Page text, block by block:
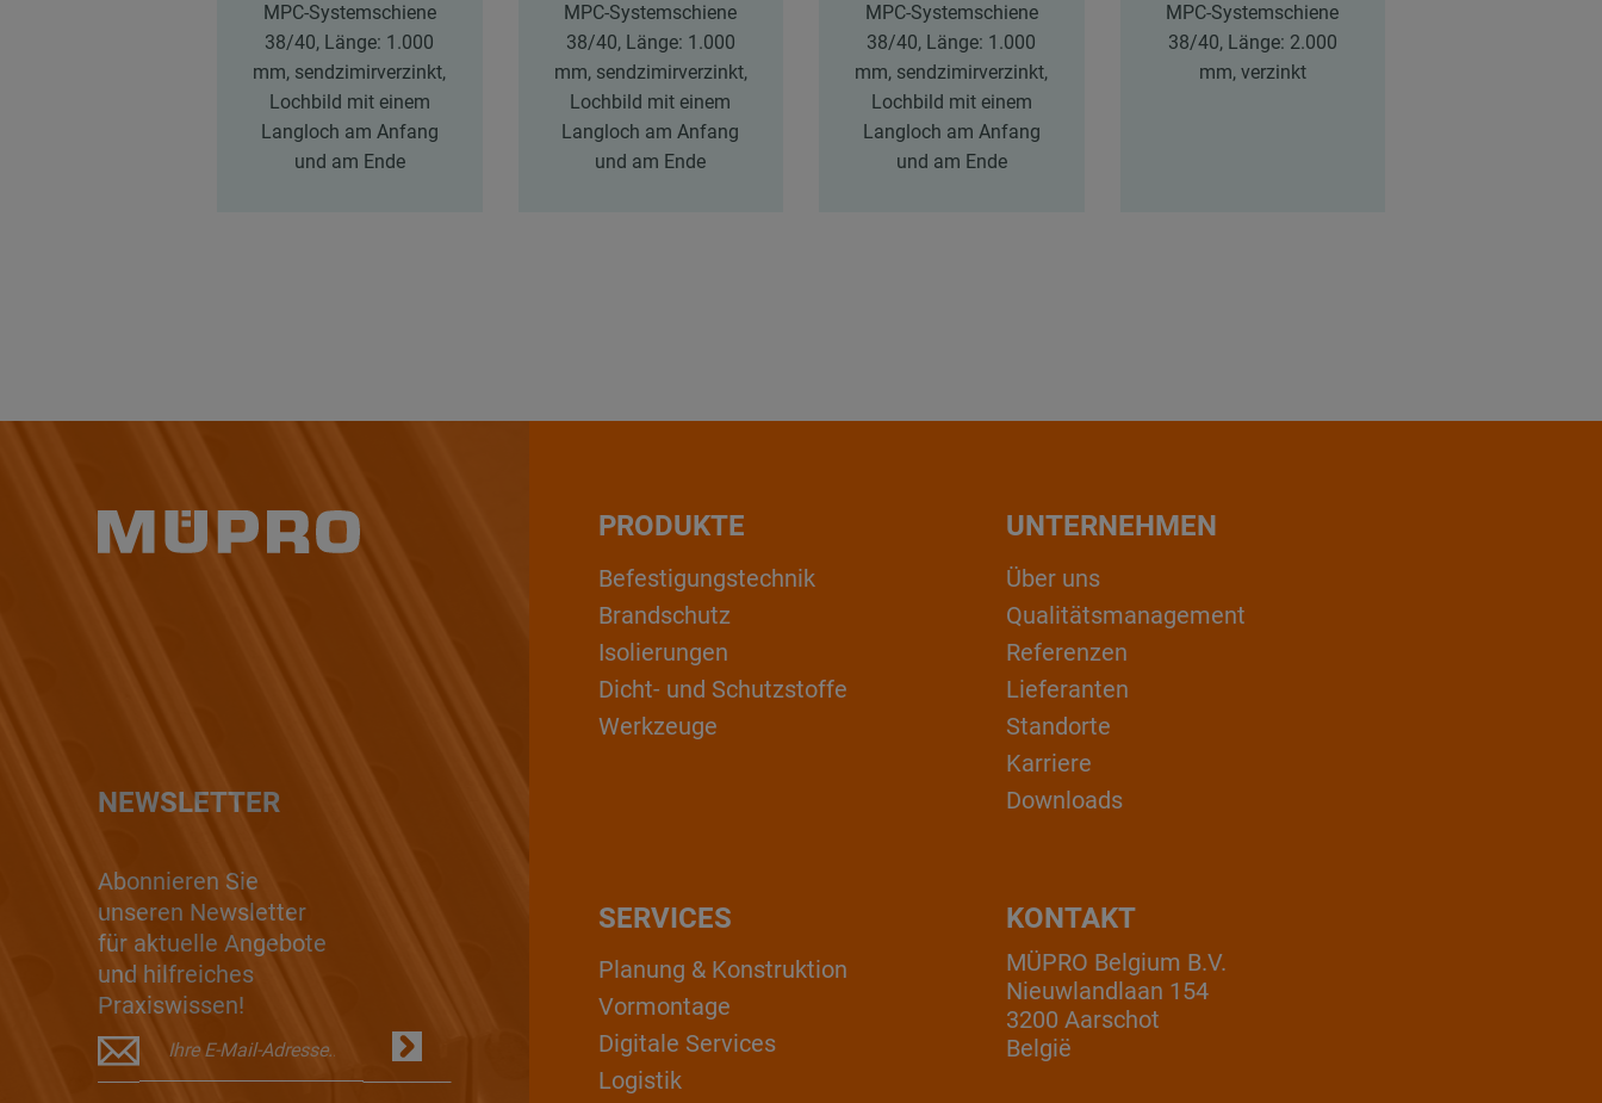
MPC-Systemschiene
38/40, Länge: 1.000
mm, sendzimirverzinkt,
Lochbild mit einem
Langloch am Anfang
und am Ende
MPC-Systemschiene
38/40, Länge: 1.000
mm, sendzimirverzinkt,
Lochbild mit einem
Langloch am Anfang
und am Ende
MPC-Systemschiene
38/40, Länge: 1.000
mm, sendzimirverzinkt,
Lochbild mit einem
Langloch am Anfang
und am Ende
MPC-Systemschiene
38/40, Länge: 2.000
mm, verzinkt
NEWSLETTER
Abonnieren Sie
unseren Newsletter
für aktuelle Angebote
und hilfreiches
Praxiswissen!
PRODUKTE
Befestigungstechnik
Brandschutz
Isolierungen
Dicht- und Schutzstoffe
Werkzeuge
UNTERNEHMEN
Über uns
Qualitätsmanagement
Referenzen
Lieferanten
Standorte
Karriere
Downloads
KONTAKT
MÜPRO Belgium B.V.
Nieuwlandlaan 154
3200 Aarschot
België
SERVICES
Planung & Konstruktion
Vormontage
Digitale Services
Logistik